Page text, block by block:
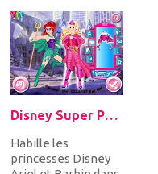
Disney Super Princess 1
Habille les
princesses Disney